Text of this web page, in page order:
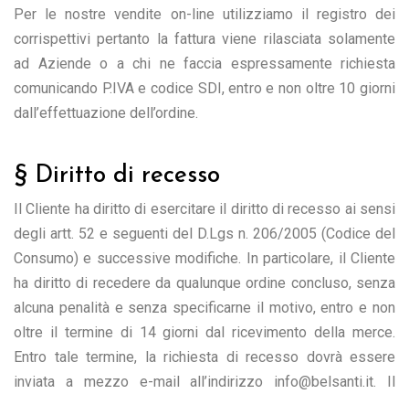
Per le nostre vendite on-line utilizziamo il registro dei
corrispettivi pertanto la fattura viene rilasciata solamente
ad Aziende o a chi ne faccia espressamente richiesta
comunicando P.IVA e codice SDI, entro e non oltre 10 giorni
dall’effettuazione dell’ordine.
§ Diritto di recesso
Il Cliente ha diritto di esercitare il diritto di recesso ai sensi
degli artt. 52 e seguenti del D.Lgs n. 206/2005 (Codice del
Consumo) e successive modifiche. In particolare, il Cliente
ha diritto di recedere da qualunque ordine concluso, senza
alcuna penalità e senza specificarne il motivo, entro e non
oltre il termine di 14 giorni dal ricevimento della merce.
Entro tale termine, la richiesta di recesso dovrà essere
inviata a mezzo e-mail all’indirizzo info@belsanti.it. Il